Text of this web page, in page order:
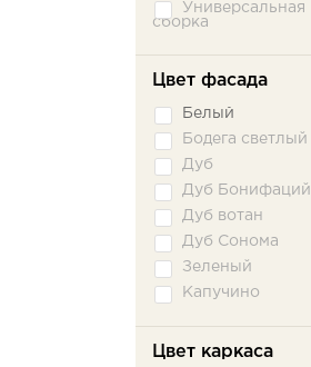
Универсальная
сборка
Цвет фасада
Белый
Бодега светлый
Дуб
Дуб Бонифаций
Дуб вотан
Дуб Сонома
Зеленый
Капучино
Цвет каркаса